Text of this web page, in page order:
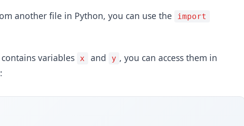
another file in Python, you can use the import
contains variables x and y , you can access them in